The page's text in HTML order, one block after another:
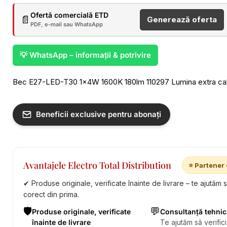
📄 Ofertă comercială ETD
PDF, e-mail sau WhatsApp Generează oferta
💡 WhatsApp – informații & potrivire
Bec E27-LED-T30 1x4W 1600K 180lm 110297 Lumina extra
Beneficii exclusive pentru abonați
Avantajele Electro Total Distribution ⭐
✔ Produse originale, verificate înainte de livrare – te ajutăm
corect din prima.
🛡️Produse originale, verificate
înainte de livrare
💬Consultanță
Te ajutăm să verifici